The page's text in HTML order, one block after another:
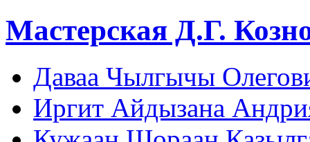
Мастерская Д.Г.
Даваа Чылгычы
Иргит Айдызана